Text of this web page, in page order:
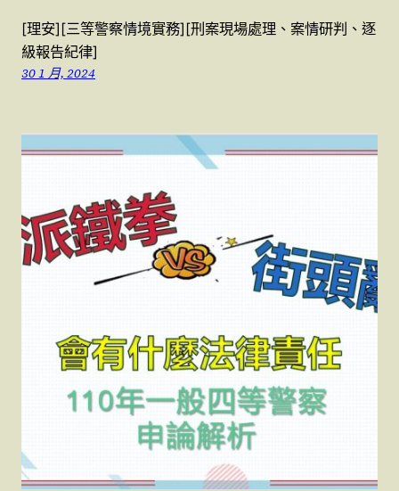
[理安][三等警察情境實務][刑案現場處理、案情研判、逐
級報告紀律]
30 1 月, 2024